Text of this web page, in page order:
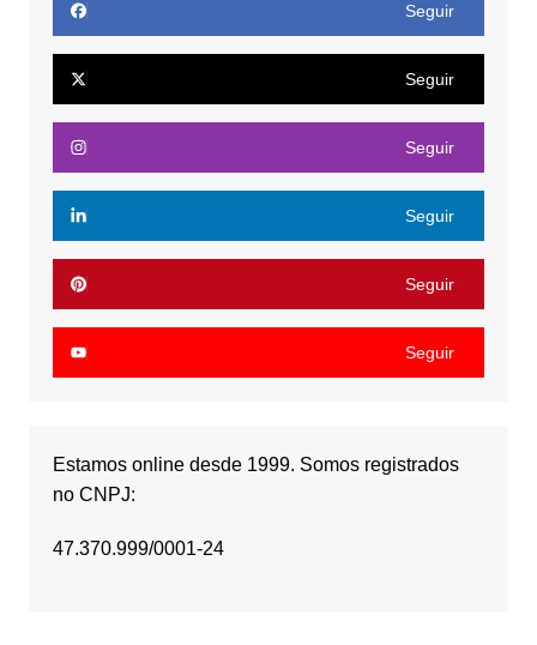
Seguir
Seguir
Seguir
Seguir
Seguir
Seguir
Estamos online desde 1999. Somos registrados
no CNPJ:
47.370.999/0001-24